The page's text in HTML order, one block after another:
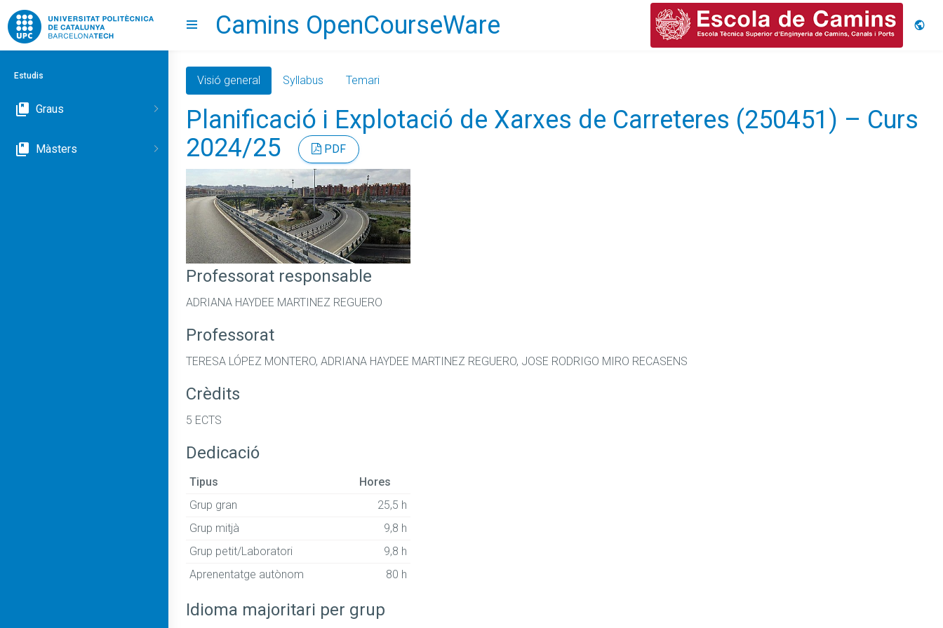
Go to upc.edu Show menuCamins OpenCourseWare
Estudis
Graus
Màsters
Visió general Syllabus Temari
Planificació i Explotació de Xarxes de Carreteres (250451) – Curs
2024/25
PDF
Professorat responsable
ADRIANA HAYDEE MARTINEZ REGUERO
Professorat
TERESA LÓPEZ MONTERO, ADRIANA HAYDEE MARTINEZ REGUERO, JOSE RODRIGO MIRO RECASENS
Crèdits
5 ECTS
Dedicació
Tipus
Hores
Grup gran
25,5 h
Grup mitjà
9,8 h
Grup petit/Laboratori
9,8 h
Aprenentatge autònom
80 h
Idioma majoritari per grup